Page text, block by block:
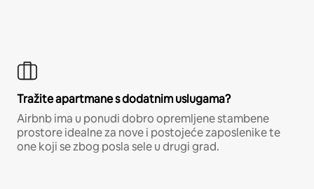
Tražite apartmane s dodatnim uslugama?
Airbnb ima u ponudi dobro opremljene stambene
prostore idealne za nove i postojeće zaposlenike te
one koji se zbog posla sele u drugi grad.